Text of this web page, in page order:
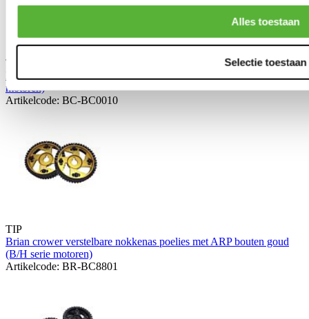
Alles toestaan
Selectie toestaan
TIP
Brian Crower Klepveren / Titanium klepschotels kit (B-serie
motoren)
Artikelcode: BC-BC0010
TIP
Brian crower verstelbare nokkenas poelies met ARP bouten goud
(B/H serie motoren)
Artikelcode: BR-BC8801